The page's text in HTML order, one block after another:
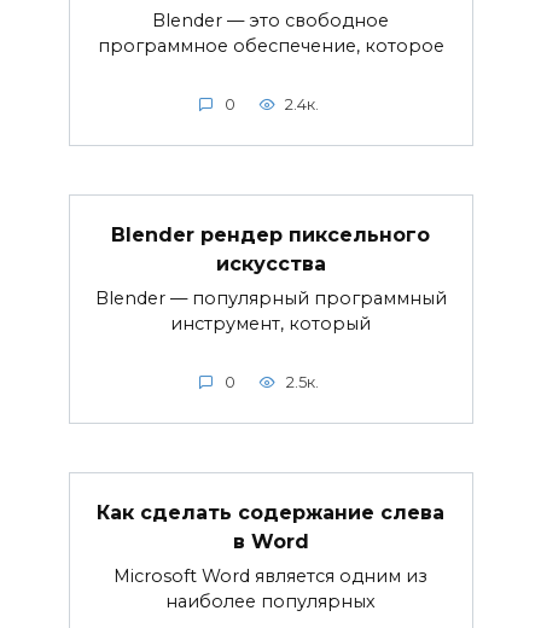
Blender — это свободное
программное обеспечение, которое
0 2.4к.
Blender рендер пиксельного
искусства
Blender — популярный программный
инструмент, который
0 2.5к.
Как сделать содержание слева
в Word
Microsoft Word является одним из
наиболее популярных